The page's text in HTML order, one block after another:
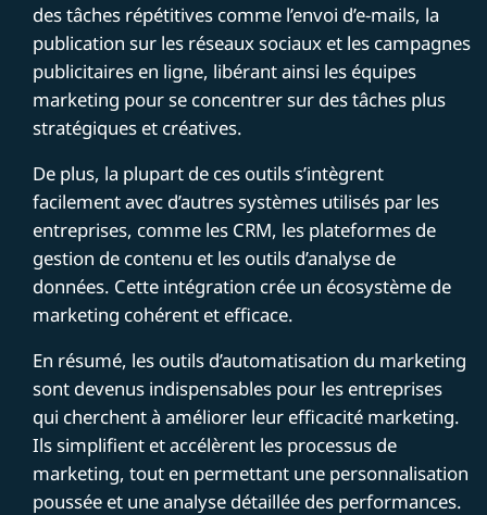
des tâches répétitives comme l’envoi d’e-mails, la
publication sur les réseaux sociaux et les campagnes
publicitaires en ligne, libérant ainsi les équipes
marketing pour se concentrer sur des tâches plus
stratégiques et créatives.
De plus, la plupart de ces outils s’intègrent
facilement avec d’autres systèmes utilisés par les
entreprises, comme les CRM, les plateformes de
gestion de contenu et les outils d’analyse de
données. Cette intégration crée un écosystème de
marketing cohérent et efficace.
En résumé, les outils d’automatisation du marketing
sont devenus indispensables pour les entreprises
qui cherchent à améliorer leur efficacité marketing.
Ils simplifient et accélèrent les processus de
marketing, tout en permettant une personnalisation
poussée et une analyse détaillée des performances.